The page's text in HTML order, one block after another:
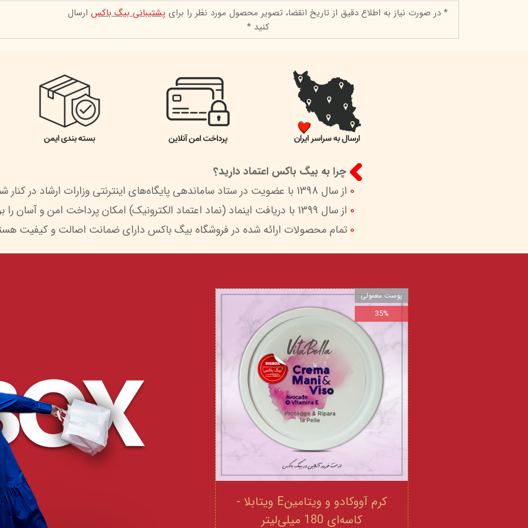
* در صورت نیاز به اطلاع دقیق از تاریخ انقضا، تصویر محصول مورد نظر را برای پشتیبانی بیگ باکس ارسال
کنید *
چرا به بیگ باکس اعتماد دارید؟
0 از سال 1398 با عضویت در ستاد ساماندهی پایگاه‌های اینترنتی وزارات ارشاد در کنار شما هستیم.
0 از سال 1399 با دریافت اینماد (نماد اعتماد الکترونیک) امکان پرداخت امن و آسان را برای شما فراهم کردیم.
0 تمام محصولات ارائه شده در فروشگاه بیگ باکس دارای ضمانت اصالت و کیفیت
کرم آووکادو و ویتامینE ویتابلا -
کاسه‌ای 180 میلی‌لیتر
پوست معمولی
35%